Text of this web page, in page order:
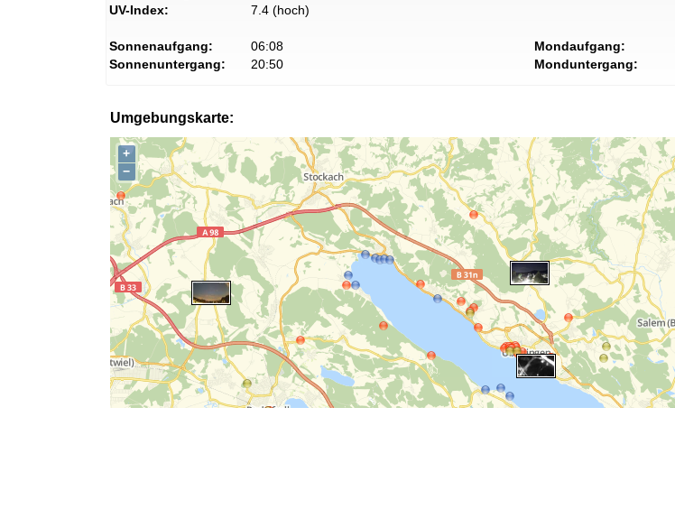
UV-Index:
7.4 (hoch)
Sonnenaufgang:
06:08
Sonnenuntergang:
20:50
Mondaufgang:
Monduntergang:
Umgebungskarte:
+
−